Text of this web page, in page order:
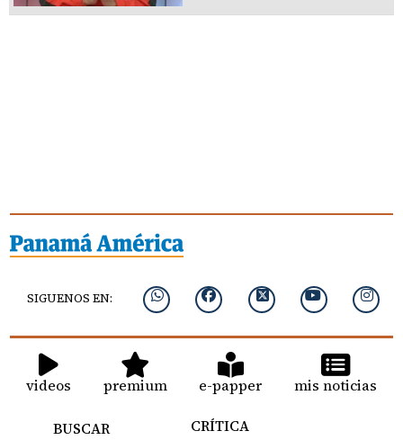
SIGUENOS EN:
videos premium e-papper mis noticias
BUSCAR
CRÍTICA